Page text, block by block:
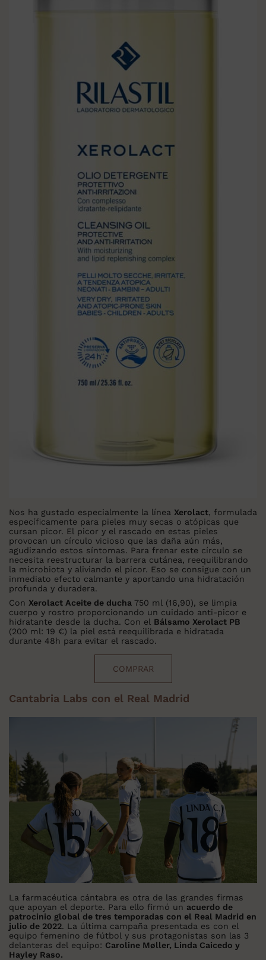
Nos ha gustado especialmente la línea Xerolact, formulada
específicamente para pieles muy secas o atópicas que
cursan picor. El picor y el rascado en estas pieles
provocan un círculo vicioso que las daña aún más,
agudizando estos síntomas. Para frenar este círculo se
necesita reestructurar la barrera cutánea, reequilibrando
la microbiota y aliviando el picor. Eso se consigue con un
inmediato efecto calmante y aportando una hidratación
profunda y duradera.
Con Xerolact Aceite de ducha 750 ml (16,90), se limpia
cuerpo y rostro proporcionando un cuidado anti-picor e
hidratante desde la ducha. Con el Bálsamo Xerolact PB
(200 ml: 19 €) la piel está reequilibrada e hidratada
durante 48h para evitar el rascado.
COMPRAR
Cantabria Labs con el Real Madrid
La farmacéutica cántabra es otra de las grandes firmas
que apoyan el deporte. Para ello firmó un acuerdo de
patrocinio global de tres temporadas con el Real Madrid en
julio de 2022. La última campaña presentada es con el
equipo femenino de fútbol y sus protagonistas son las 3
delanteras del equipo: Caroline Møller, Linda Caicedo y
Hayley Raso.